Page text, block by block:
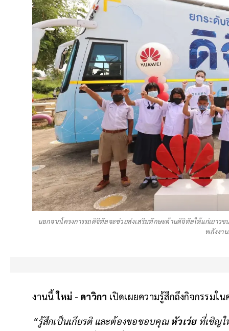
นอกจากโครงการรถดิจิทัลจะช่วยส่งเสริมทักษะด้านดิจิทัลให้แก่เยาว
พลังงา
งานนี้ใหม่ - ดาวิกา เปิดเผยความรู้สึกถึงกิจกรรมใน
“รู้สึกเป็นเกียรติ และต้องขอขอบคุณ หัวเว่ยที่เชิญใ